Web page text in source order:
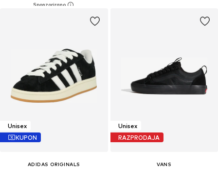
Unisex
KUPON
ADIDAS ORIGINALS
Unisex
RAZPRODAJA
VANS